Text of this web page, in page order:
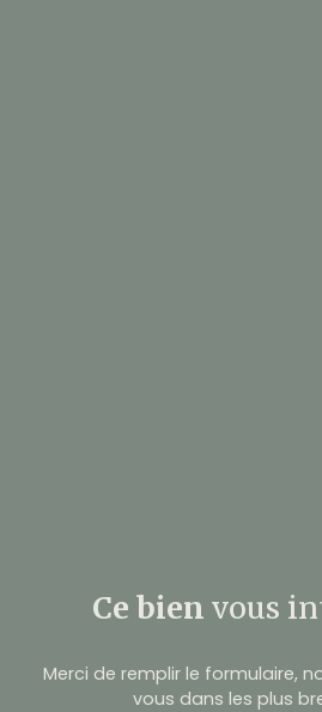
Ce bien vous
Merci de remplir le formulaire,
vous dans les plus